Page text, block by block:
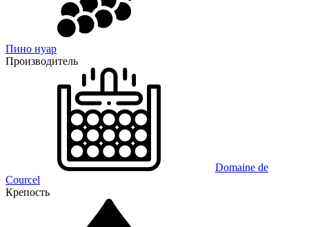
Пино нуар
Производитель
Domaine de
Courcel
Крепость